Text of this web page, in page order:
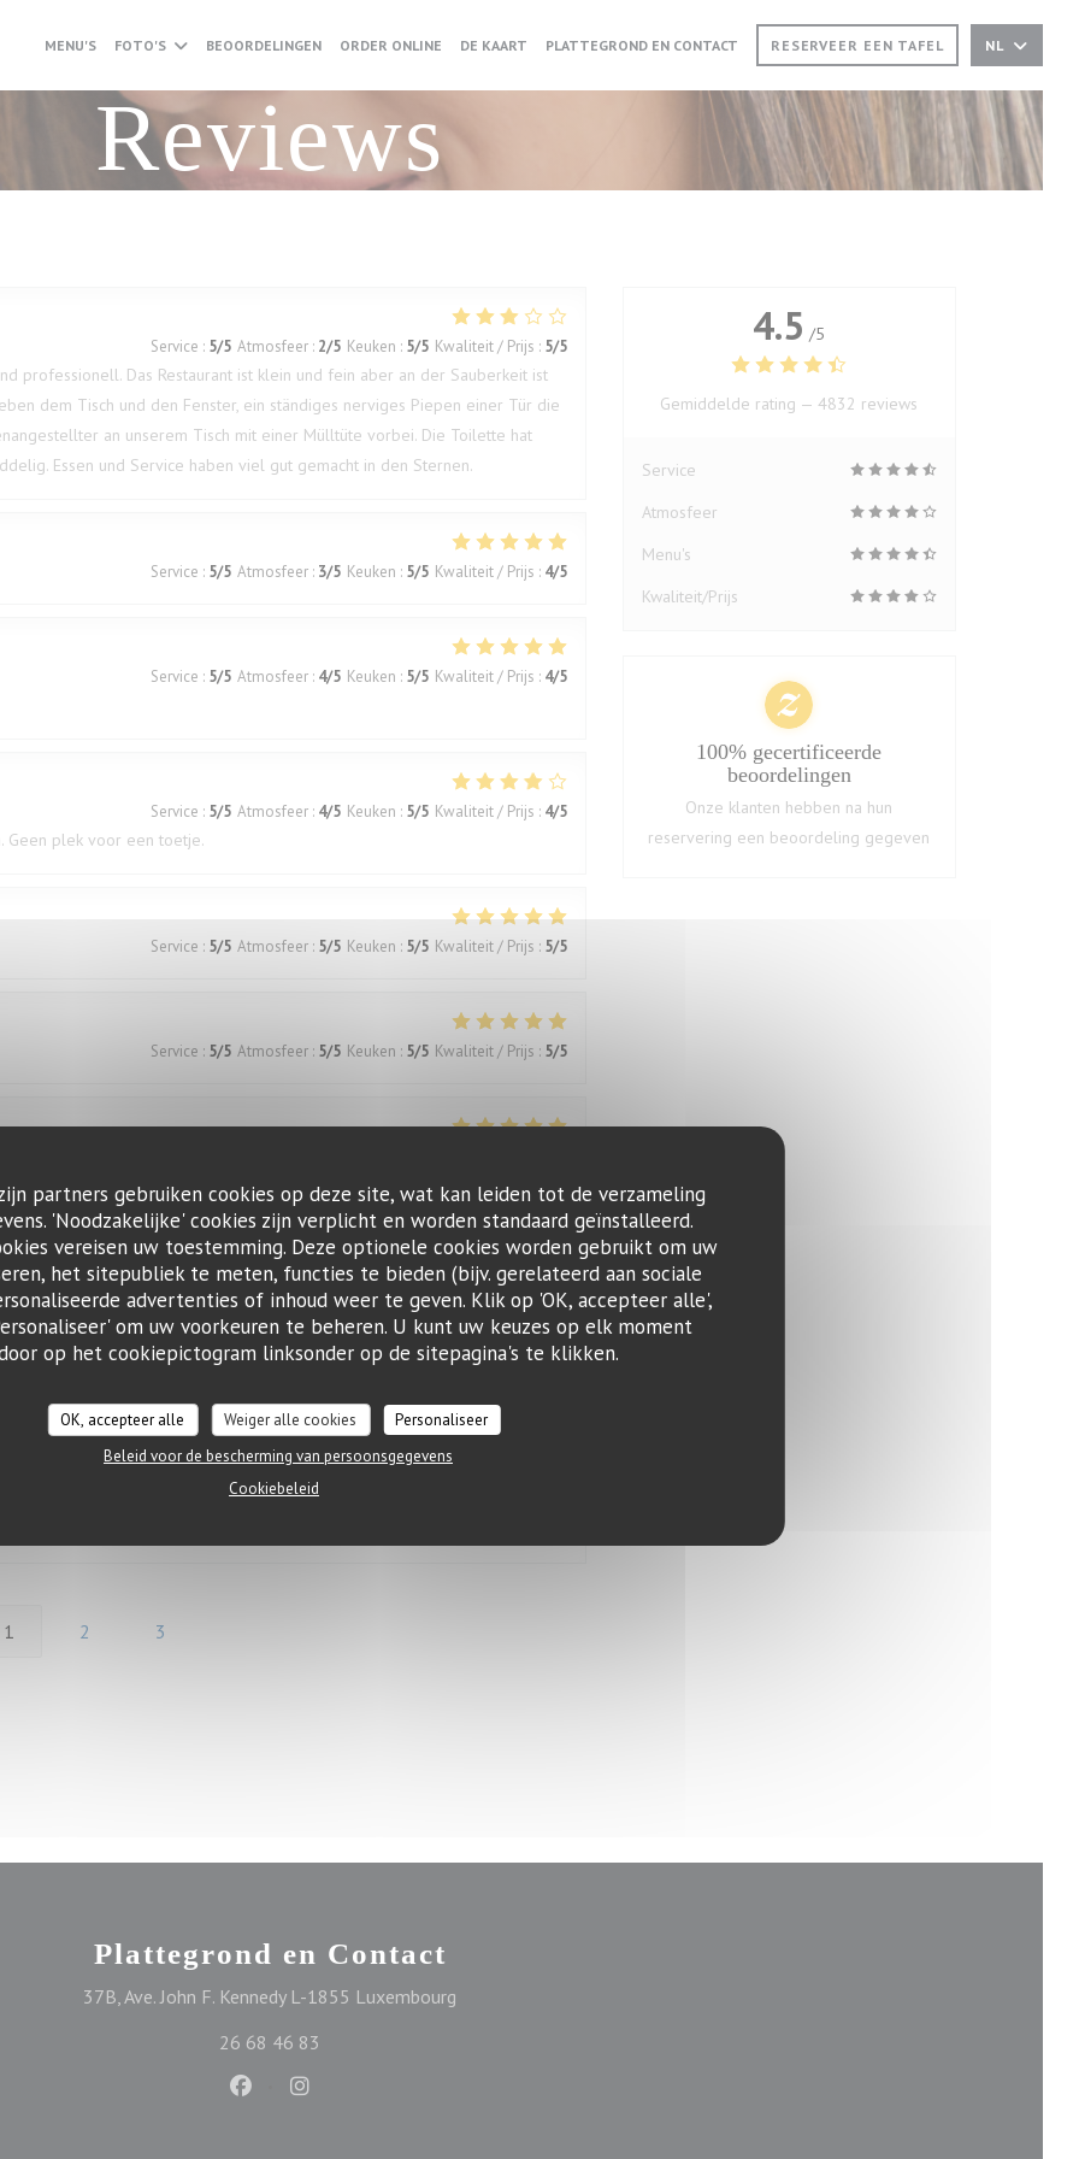
partners gebruiken cookies op deze site, wat kan leiden tot de verzameling
'Noodzakelijke' cookies zijn verplicht en worden standaard geïnstalleerd.
vereisen uw toestemming. Deze optionele cookies worden gebruikt om uw
het sitepubliek te meten, functies te bieden (bijv. gerelateerd aan sociale
advertenties of inhoud weer te geven. Klik op 'OK, accepteer alle',
om uw voorkeuren te beheren. U kunt uw keuzes op elk moment
op het cookiepictogram linksonder op de sitepagina's te klikken.
OK, accepteer alle Weiger alle cookies
Personaliseer
Beleid voor de bescherming van persoonsgegevens
Cookiebeleid
MENU'S FOTO'S BEOORDELINGEN ORDER ONLINE((OPENT IN EEN NIEUW VENSTER))
DE KAART((OPENT IN EEN NIEUW VENSTER))
PLATTEGROND EN CONTACT RESERVEER EEN TAFEL NL
Reviews
Service : 5/5 Atmosfeer: 2/5 Keuken : 5/5 Kwaliteit / Prijs : 5/5
professionell. Das Restaurant ist klein und fein aber an der Sauberkeit ist
dem Tisch und den Fenster, ein ständiges nerviges Piepen einer Tür die
an unserem Tisch mit einer Mülltüte vorbei. Die Toilette hat
Essen und Service haben viel gut gemacht in den Sternen.
Service : 5/5 Atmosfeer: 3/5 Keuken : 5/5 Kwaliteit / Prijs : 4/5
Service : 5/5 Atmosfeer: 4/5 Keuken : 5/5 Kwaliteit / Prijs : 4/5
Service : 5/5 Atmosfeer: 4/5 Keuken : 5/5 Kwaliteit / Prijs : 4/5
Geen plek voor een toetje.
Service : 5/5 Atmosfeer: 5/5 Keuken : 5/5 Kwaliteit / Prijs : 5/5
Service : 5/5 Atmosfeer: 5/5 Keuken : 5/5 Kwaliteit / Prijs : 5/5
Service 5/5 Atmosfeer 5/5 Keuken Kwaliteit / Prijs 5/5
Service /5 Atmosfeer:5/5 Keuken:5/5 Kwaliteit / Prijs
1 2 3
4.5 /5
Gemiddelde rating —4832 reviews
Service
Atmosfeer
Menu's
Kwaliteit/Prijs
100% gecertificeerde
beoordelingen
Onze klanten hebben na hun
reservering een beoordeling gegeven
Plattegrond en Contact
37B, Ave. John F. Kennedy L-1855 Luxembourg
26 68 46 83
Facebook ((opent in een nieuw venster))
Instagram ((opent in een nieuw venster))